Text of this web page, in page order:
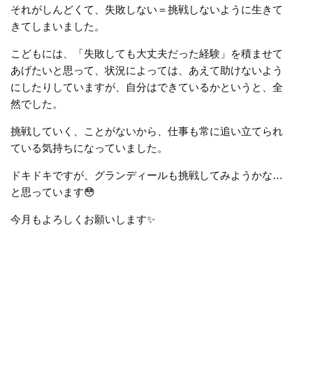
それがしんどくて、失敗しない＝挑戦しないように生きて
きてしまいました。
こどもには、「失敗しても大丈夫だった経験」を積ませて
あげたいと思って、状況によっては、あえて助けないよう
にしたりしていますが、自分はできているかというと、全
然でした。
挑戦していく、ことがないから、仕事も常に追い立てられ
ている気持ちになっていました。
ドキドキですが、グランディールも挑戦してみようかな…
と思っています😳
今月もよろしくお願いします✨